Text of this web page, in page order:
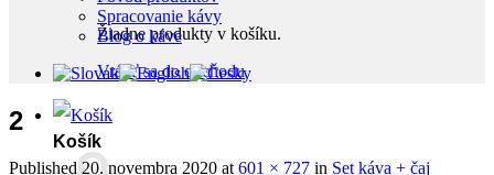
Žiadne produkty v košíku.
Vrátiť sa do obchodu
Košík
Spracovanie kávy
Blog o káve
2
Published 20. novembra 2020 at 601 × 727 in Set káva + čaj